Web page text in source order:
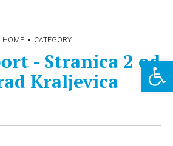
HOME CATEGORY
- Stranica 2 od
Kraljevica